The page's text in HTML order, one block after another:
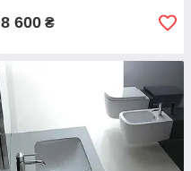
8 600 ₴